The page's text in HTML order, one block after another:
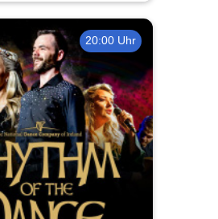
20:00 Uhr